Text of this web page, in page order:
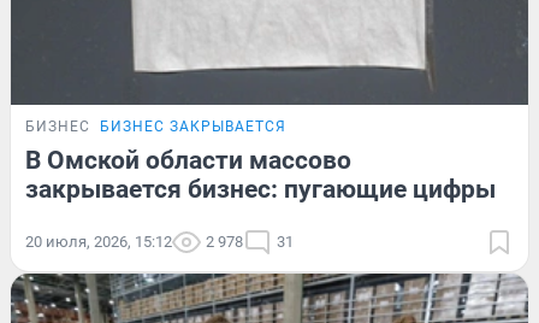
БИЗНЕС БИЗНЕС ЗАКРЫВАЕТСЯ
В Омской области массово
закрывается бизнес: пугающие цифры
20 июля, 2026, 15:12 2 978 31